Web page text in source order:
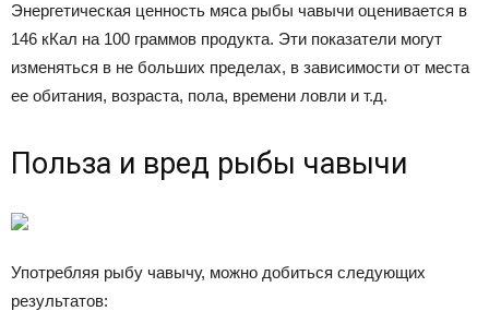
Энергетическая ценность мяса рыбы чавычи оценивается в
146 кКал на 100 граммов продукта. Эти показатели могут
изменяться в не больших пределах, в зависимости от места
ее обитания, возраста, пола, времени ловли и т.д.
Польза и вред рыбы чавычи
Употребляя рыбу чавычу, можно добиться следующих
результатов: